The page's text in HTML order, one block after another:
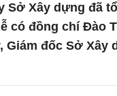
Sở Xây dựng đã
có đồng chí Đào
Giám đốc Sở